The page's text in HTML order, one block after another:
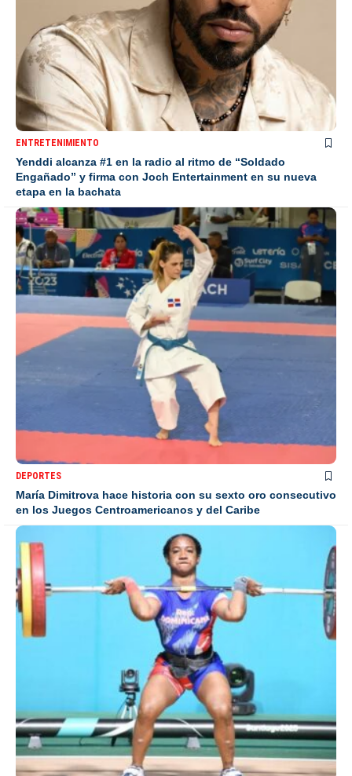
ENTRETENIMIENTO
Yenddi alcanza #1 en la radio al ritmo de “Soldado
Engañado” y firma con Joch Entertainment en su nueva
etapa en la bachata
DEPORTES
María Dimitrova hace historia con su sexto oro consecutivo
en los Juegos Centroamericanos y del Caribe